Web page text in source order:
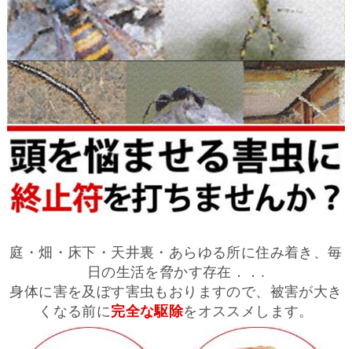
庭・畑・床下・天井裏・あらゆる所に住み着き、毎
日の生活を脅かす存在．．.
身体に害を及ぼす害虫もおりますので、被害が大き
くなる前に完全な駆除をオススメします。